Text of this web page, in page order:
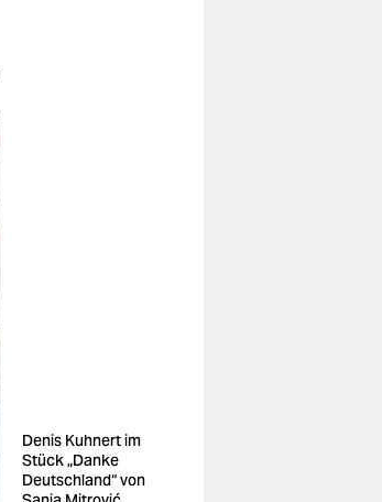
Denis Kuhnert im
Stück „Danke
Deutschland“ von